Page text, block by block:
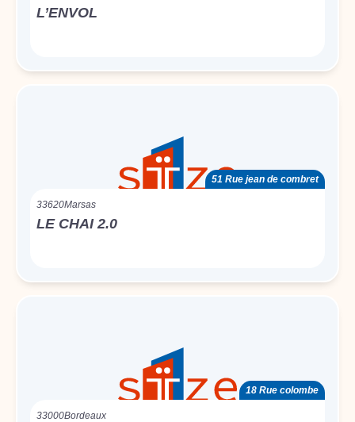
L’ENVOL
51 Rue jean de combret
33620Marsas
LE CHAI 2.0
18 Rue colombe
33000Bordeaux